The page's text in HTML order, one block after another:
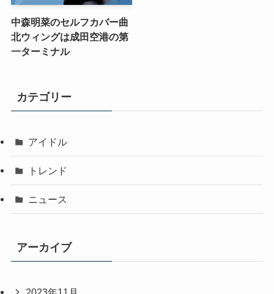
中森明菜のセルフカバー曲
北ウィングは成田空港の第
一ターミナル
カテゴリー
アイドル
トレンド
ニュース
アーカイブ